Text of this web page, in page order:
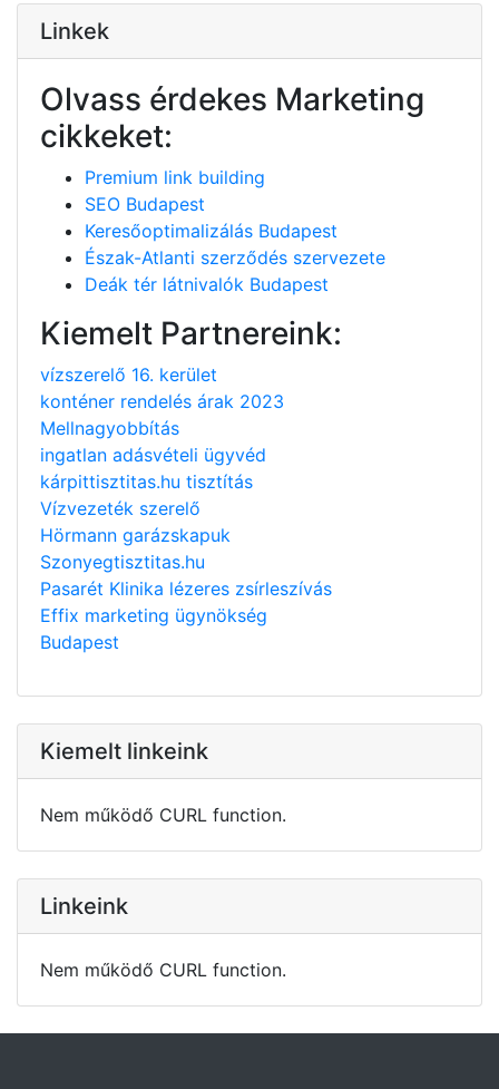
Linkek
Olvass érdekes Marketing
cikkeket:
Premium link building
SEO Budapest
Keresőoptimalizálás Budapest
Észak-Atlanti szerződés szervezete
Deák tér látnivalók Budapest
Kiemelt Partnereink:
vízszerelő 16. kerület
konténer rendelés árak 2023
Mellnagyobbítás
ingatlan adásvételi ügyvéd
kárpittisztitas.hu tisztítás
Vízvezeték szerelő
Hörmann garázskapuk
Szonyegtisztitas.hu
Pasarét Klinika lézeres zsírleszívás
Effix marketing ügynökség
Budapest
Kiemelt linkeink
Nem működő CURL function.
Linkeink
Nem működő CURL function.